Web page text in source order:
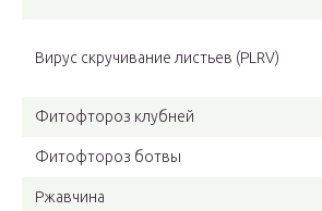
Вирус скручивание листьев (PLRV)
Фитофтороз клубней
Фитофтороз ботвы
Ржавчина